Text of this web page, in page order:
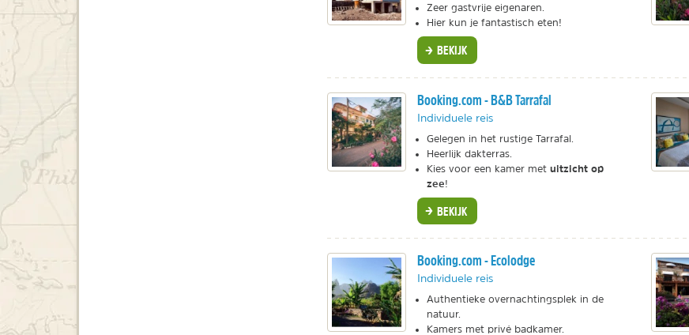
Zeer gastvrije eigenaren.
Hier kun je fantastisch eten!
BEKIJK
Booking.com - B&B Tarrafal
Individuele reis
Gelegen in het rustige Tarrafal.
Heerlijk dakterras.
Kies voor een kamer met uitzicht op
zee!
BEKIJK
Booking.com - Ecolodge
Individuele reis
Authentieke overnachtingsplek in de
natuur.
Kamers met privé badkamer.